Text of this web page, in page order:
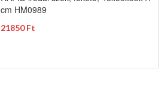
cm HM0989
21850 Ft